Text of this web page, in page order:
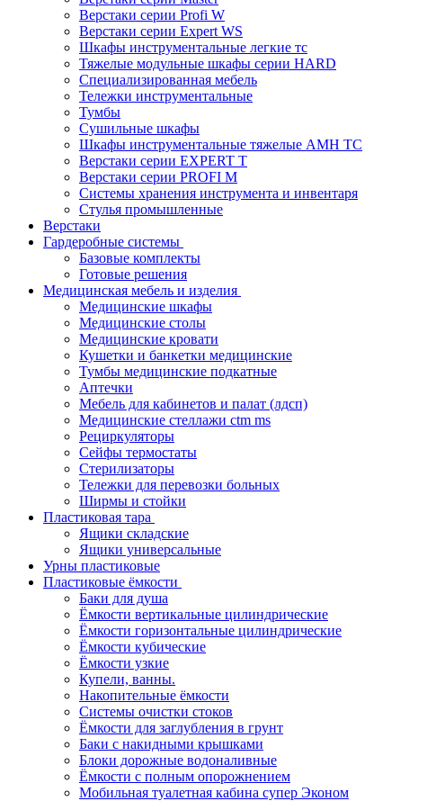
Верстаки серии Profi W
Верстаки серии Expert WS
Шкафы инструментальные легкие тс
Тяжелые модульные шкафы серии HARD
Cпециализированная мебель
Тележки инструментальные
Тумбы
Cушильные шкафы
Шкафы инструментальные тяжелые AMH TC
Верстаки серии EXPERT T
Верстаки серии PROFI M
Системы хранения инструмента и инвентаря
Стулья промышленные
Верстаки
Гардеробные системы
Базовые комплекты
Готовые решения
Медицинская мебель и изделия
Медицинские шкафы
Медицинские столы
Медицинские кровати
Кушетки и банкетки медицинские
Тумбы медицинские подкатные
Аптечки
Мебель для кабинетов и палат (лдсп)
Медицинские стеллажи ctm ms
Рециркуляторы
Сейфы термостаты
Стерилизаторы
Тележки для перевозки больных
Ширмы и стойки
Пластиковая тара
Ящики складские
Ящики универсальные
Урны пластиковые
Пластиковые ёмкости
Баки для душа
Ёмкости вертикальные цилиндрические
Ёмкости горизонтальные цилиндрические
Ёмкости кубические
Ёмкости узкие
Купели, ванны.
Накопительные ёмкости
Системы очистки стоков
Ёмкости для заглубления в грунт
Баки с накидными крышками
Блоки дорожные водоналивные
Ёмкости с полным опорожнением
Мобильная туалетная кабина супер Эконом